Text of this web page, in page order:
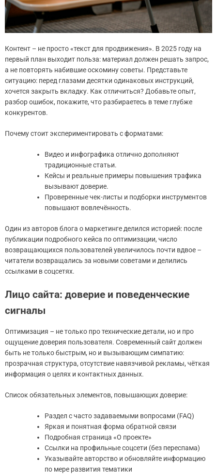
Контент – не просто «текст для продвижения». В 2025 году на
первый план выходит польза: материал должен решать запрос,
а не повторять набившие оскомину советы. Представьте
ситуацию: перед глазами десятки одинаковых инструкций,
хочется закрыть вкладку. Как отличиться? Добавьте опыт,
разбор ошибок, покажите, что разбираетесь в теме глубже
конкурентов.
Почему стоит экспериментировать с форматами:
Видео и инфографика отлично дополняют
традиционные статьи.
Кейсы и реальные примеры повышения трафика
вызывают доверие.
Проверенные чек-листы и подборки инструментов
повышают вовлечённость.
Один из авторов блога о маркетинге делился историей: после
публикации подробного кейса по оптимизации, число
возвращающихся пользователей увеличилось почти вдвое –
читатели возвращались за новыми советами и делились
ссылками в соцсетях.
Лицо сайта: доверие и поведенческие
сигналы
Оптимизация – не только про технические детали, но и про
ощущение доверия пользователя. Современный сайт должен
быть не только быстрым, но и вызывающим симпатию:
прозрачная структура, отсутствие навязчивой рекламы, чёткая
информация о целях и контактных данных.
Список обязательных элементов, повышающих доверие:
Раздел с часто задаваемыми вопросами (FAQ)
Яркая и понятная форма обратной связи
Подробная страница «О проекте»
Ссылки на профильные соцсети (без переспама)
Указывайте авторство и обновляйте информацию
по мере развития тематики